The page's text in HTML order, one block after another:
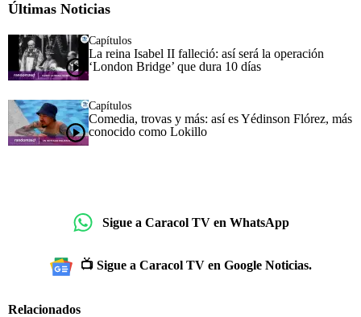
Últimas Noticias
Capítulos
La reina Isabel II falleció: así será la operación
‘London Bridge’ que dura 10 días
Capítulos
Comedia, trovas y más: así es Yédinson Flórez, más
conocido como Lokillo
Sigue a Caracol TV en WhatsApp
📺 Sigue a Caracol TV en Google Noticias.
Relacionados